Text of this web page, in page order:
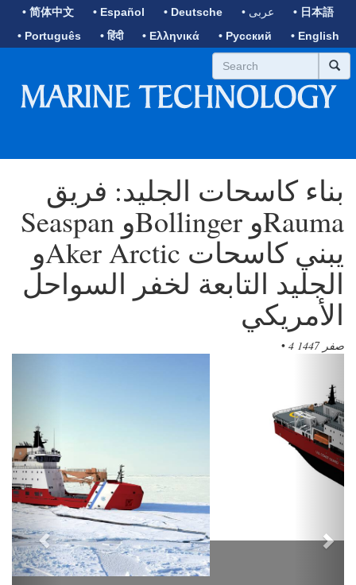
• 简体中文 • Español • Deutsche • عربى
• 日本語
• Português
• हिंदी • Ελληνικά • Русский • English
بناء كاسحات الجليد: فريق
Seaspan وBollinger وRauma
وAker Arctic يبني كاسحات
الجليد التابعة لخفر السواحل
الأمريكي
• 4 صفر 1447